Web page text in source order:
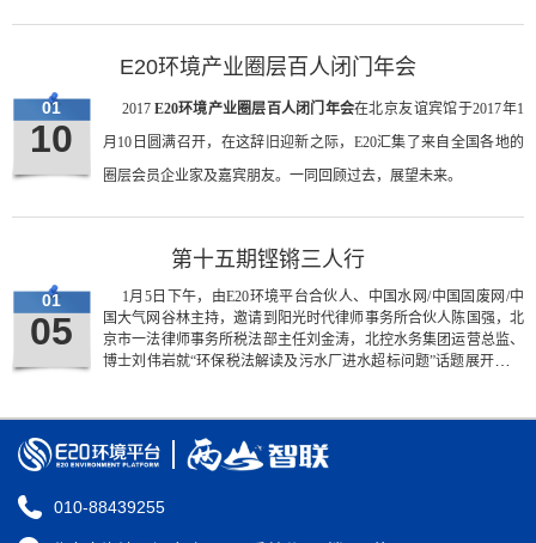
E20环境产业圈层百人闭门年会
01
10
2017 E20环境产业圈层百人闭门年会在北京友谊宾馆于2017年1
月10日圆满召开，在这辞旧迎新之际，E20汇集了来自全国各地的
圈层会员企业家及嘉宾朋友。一同回顾过去，展望未来。
第十五期铿锵三人行
01
05
1月5日下午，由E20环境平台合伙人、中国水网/中国固废网/中
国大气网谷林主持，邀请到阳光时代律师事务所合伙人陈国强，北
京市一法律师事务所税法部主任刘金涛，北控水务集团运营总监、
博士刘伟岩就“环保税法解读及污水厂进水超标问题”话题展开第十
010-88439255